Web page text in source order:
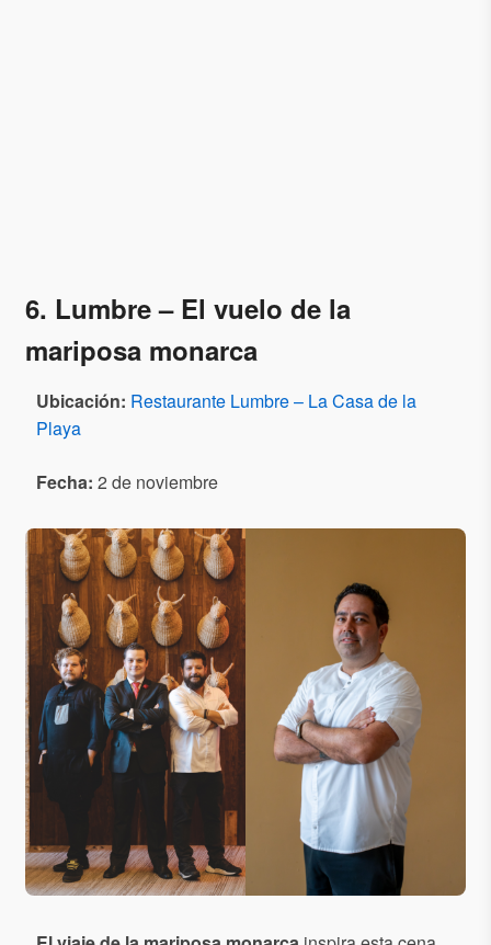
6. Lumbre –El vuelo de la
mariposa monarca
Ubicación: Restaurante Lumbre – La Casa de la
Playa
Fecha: 2 de noviembre